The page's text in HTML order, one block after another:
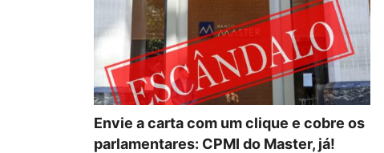
Envie a carta com um clique e cobre os
parlamentares: CPMI do Master, já!